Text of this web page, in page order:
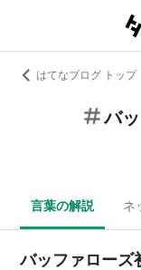
はてなブログ トップ
バ
言葉の解説 ネ
バッファローズ